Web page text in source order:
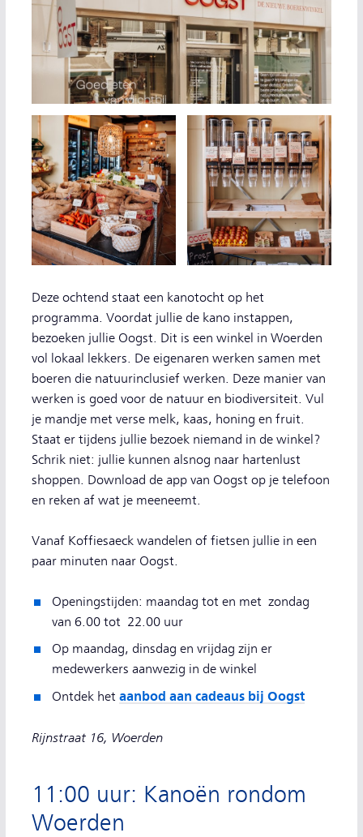
Deze ochtend staat een kanotocht op het
programma. Voordat jullie de kano instappen,
bezoeken jullie Oogst. Dit is een winkel in Woerden
vol lokaal lekkers. De eigenaren werken samen met
boeren die natuurinclusief werken. Deze manier van
werken is goed voor de natuur en biodiversiteit. Vul
je mandje met verse melk, kaas, honing en fruit.
Staat er tijdens jullie bezoek niemand in de winkel?
Schrik niet: jullie kunnen alsnog naar hartenlust
shoppen. Download de app van Oogst op je telefoon
en reken af wat je meeneemt.
Vanaf Koffiesaeck wandelen of fietsen jullie in een
paar minuten naar Oogst.
Openingstijden: maandag tot en met zondag
van 6.00 tot 22.00 uur
Op maandag, dinsdag en vrijdag zijn er
medewerkers aanwezig in de winkel
Ontdek het aanbod aan cadeaus bij Oogst
Rijnstraat 16, Woerden
11:00 uur: Kanoën rondom
Woerden